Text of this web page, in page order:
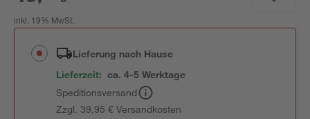
inkl. 19% MwSt.
Lieferung nach Hause
Lieferzeit: ca. 4-5 Werktage
Speditionsversand
Zzgl. 39,95 € Versandkosten